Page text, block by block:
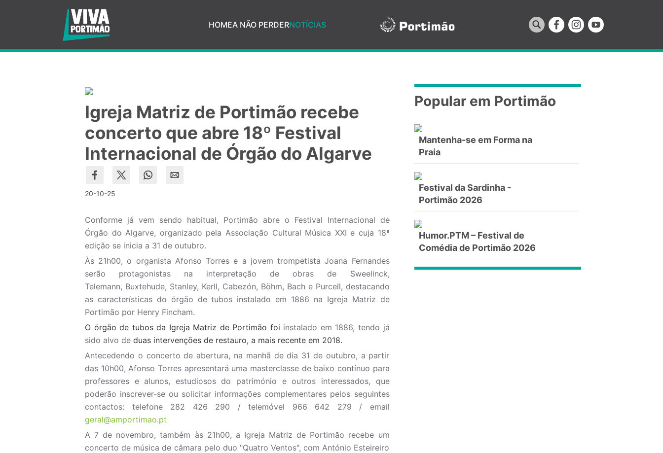
Saltar para o conteúdo principal HOMEA NÃO PERDERNOTÍCIAS
Igreja Matriz de Portimão recebe
concerto que abre 18º Festival
Internacional de Órgão do Algarve
20-10-25
Conforme já vem sendo habitual, Portimão abre o Festival Internacional de
Órgão do Algarve, organizado pela Associação Cultural Música XXI e cuja 18ª
edição se inicia a 31 de outubro.
Às 21h00, o organista Afonso Torres e a jovem trompetista Joana Fernandes
serão protagonistas na interpretação de obras de Sweelinck,
Telemann, Buxtehude, Stanley, Kerll, Cabezón, Böhm, Bach e Purcell, destacando
as características do órgão de tubos instalado em 1886 na Igreja Matriz de
Portimão por Henry Fincham.
O órgão de tubos da Igreja Matriz de Portimão foi instalado em 1886, tendo já
sido alvo de duas intervenções de restauro, a mais recente em 2018.
Antecedendo o concerto de abertura, na manhã de dia 31 de outubro, a partir
das 10h00, Afonso Torres apresentará uma masterclasse de baixo contínuo para
professores e alunos, estudiosos do património e outros interessados, que
poderão inscrever-se ou solicitar informações complementares pelos seguintes
contactos: telefone 282 426 290 / telemóvel 966 642 279 / email
geral@amportimao.pt
A 7 de novembro, também às 21h00, a Igreja Matriz de Portimão recebe um
concerto de música de câmara pelo duo "Quatro Ventos", com António Esteireiro
Popular em Portimão
Mantenha-se em Forma na
Praia
Festival da Sardinha -
Portimão 2026
Humor.PTM – Festival de
Comédia de Portimão 2026